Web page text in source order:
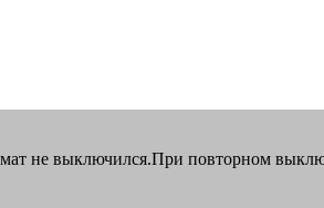
не выключился.При повторном